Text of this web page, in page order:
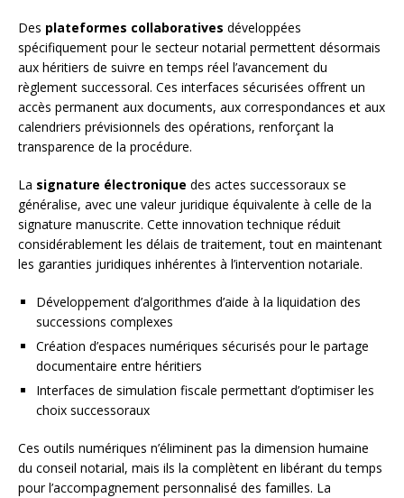
Des plateformes collaboratives développées
spécifiquement pour le secteur notarial permettent désormais
aux héritiers de suivre en temps réel l’avancement du
règlement successoral. Ces interfaces sécurisées offrent un
accès permanent aux documents, aux correspondances et aux
calendriers prévisionnels des opérations, renforçant la
transparence de la procédure.
La signature électronique des actes successoraux se
généralise, avec une valeur juridique équivalente à celle de la
signature manuscrite. Cette innovation technique réduit
considérablement les délais de traitement, tout en maintenant
les garanties juridiques inhérentes à l’intervention notariale.
Développement d’algorithmes d’aide à la liquidation des
successions complexes
Création d’espaces numériques sécurisés pour le partage
documentaire entre héritiers
Interfaces de simulation fiscale permettant d’optimiser les
choix successoraux
Ces outils numériques n’éliminent pas la dimension humaine
du conseil notarial, mais ils la complètent en libérant du temps
pour l’accompagnement personnalisé des familles. La